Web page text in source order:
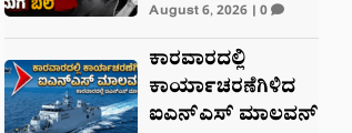
August 6, 2026| 0
ಕಾರವಾರದಲ್ಲಿ
ಕಾರ್ಯಾಚರಣೆಗಿಳಿದ
ಐಎನ್‌ಎಸ್ ಮಾಲವನ್